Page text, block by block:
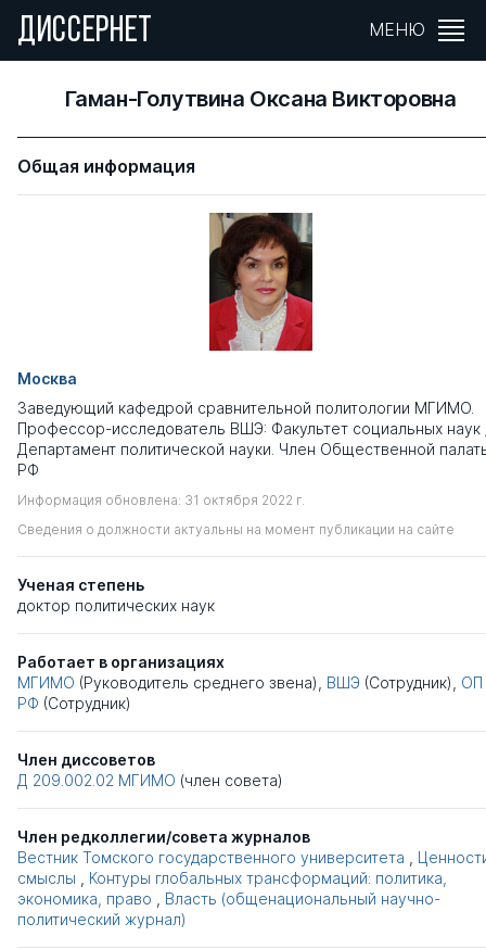
ДИССЕРНЕТ МЕНЮ
Гаман-Голутвина Оксана Викторовна
Общая информация
Москва
Заведующий кафедрой сравнительной политологии МГИМО.
Профессор-исследователь ВШЭ: Факультет социальных наук
Департамент политической науки. Член Общественной
РФ
Информация обновлена: 31 октября 2022 г.
Сведения о должности актуальны на момент публикации на сайте
Ученая степень
доктор политических наук
Работает в организациях
МГИМО (Руководитель среднего звена), ВШЭ (Сотрудник), ОП
РФ (Сотрудник)
Член диссоветов
Д 209.002.02 МГИМО (член совета)
Член редколлегии/совета журналов
Вестник Томского государственного университета
смыслы
Контуры глобальных трансформаций: политика,
экономика, право
Власть (общенациональный научно-
политический журнал)